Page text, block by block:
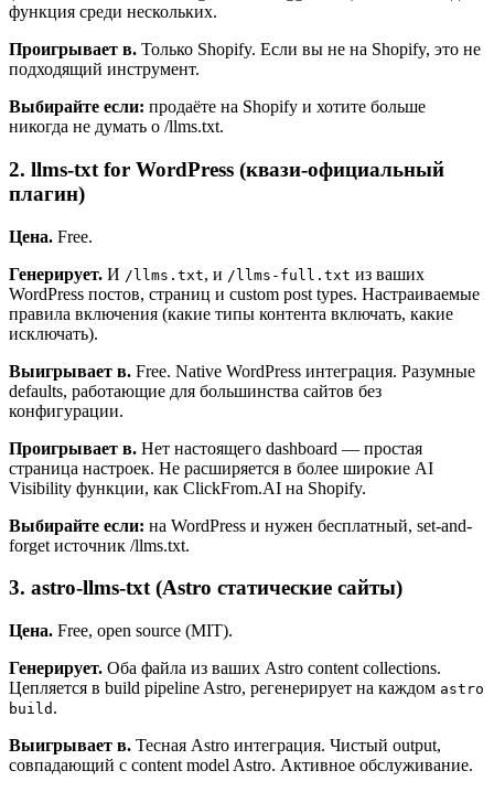
функция среди нескольких.
Проигрывает в. Только Shopify. Если вы не на Shopify, это не
подходящий инструмент.
Выбирайте если: продаёте на Shopify и хотите больше
никогда не думать о /llms.txt.
2. llms-txt for WordPress (квази-официальный
плагин)
Цена. Free.
Генерирует. И /llms.txt, и /llms-full.txt из ваших
WordPress постов, страниц и custom post types. Настраиваемые
правила включения (какие типы контента включать, какие
исключать).
Выигрывает в. Free. Native WordPress интеграция. Разумные
defaults, работающие для большинства сайтов без
конфигурации.
Проигрывает в. Нет настоящего dashboard — простая
страница настроек. Не расширяется в более широкие AI
Visibility функции, как ClickFrom.AI на Shopify.
Выбирайте если: на WordPress и нужен бесплатный, set-and-
forget источник /llms.txt.
3. astro-llms-txt (Astro статические сайты)
Цена. Free, open source (MIT).
Генерирует. Оба файла из ваших Astro content collections.
Цепляется в build pipeline Astro, регенерирует на каждом astro
build .
Выигрывает в. Тесная Astro интеграция. Чистый output,
совпадающий с content model Astro. Активное обслуживание.